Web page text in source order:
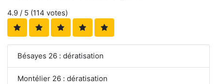
4.9 / 5 (114 votes)
Bésayes 26 : dératisation
Montélier 26 : dératisation